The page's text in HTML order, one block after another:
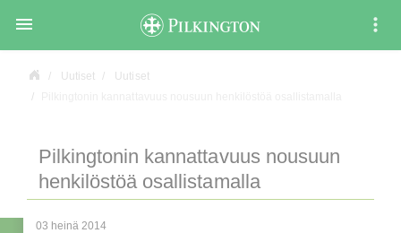

Uutiset
Uutiset
Pilkingtonin kannattavuus nousuun
henkilöstöä osallistamalla
03 heinä 2014